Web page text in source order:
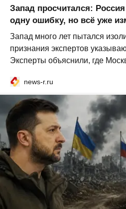
Запад просчитался:
одну ошибку, но всё уже
Запад много лет пытался
признания экспертов
Эксперты объяснили, где
news-r.ru